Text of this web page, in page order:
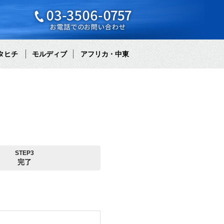
ヒチ モルディブ アフリカ・中東
STEP3
完了